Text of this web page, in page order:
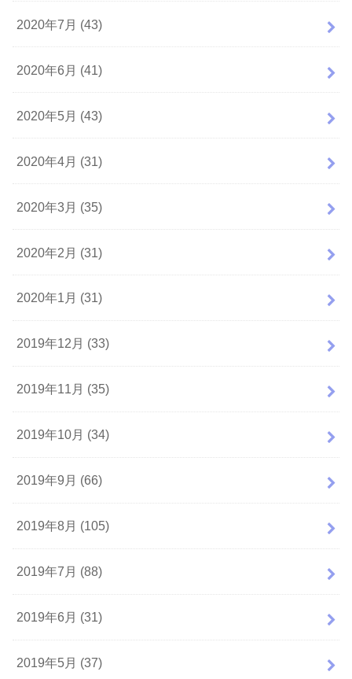
2020年7月 (43)
2020年6月 (41)
2020年5月 (43)
2020年4月 (31)
2020年3月 (35)
2020年2月 (31)
2020年1月 (31)
2019年12月 (33)
2019年11月 (35)
2019年10月 (34)
2019年9月 (66)
2019年8月 (105)
2019年7月 (88)
2019年6月 (31)
2019年5月 (37)